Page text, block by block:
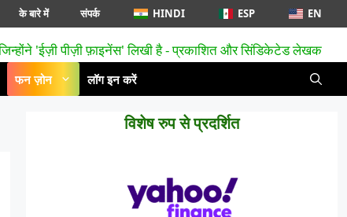
के बारे में संपर्क HINDI ESP EN
फन ज़ोन लॉग इन करें
विशेष रुप से प्रदर्शित